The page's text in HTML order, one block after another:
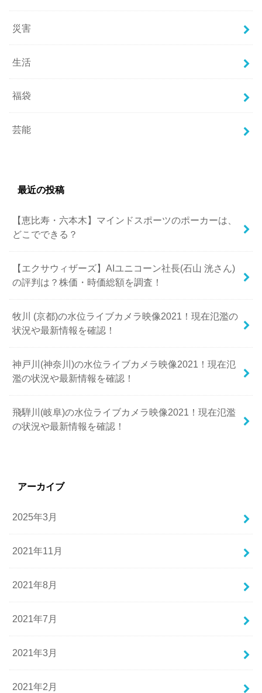
災害
生活
福袋
芸能
最近の投稿
【恵比寿・六本木】マインドスポーツのポーカーは、
どこでできる？
【エクサウィザーズ】AIユニコーン社長(石山 洸さん)
の評判は？株価・時価総額を調査！
牧川 (京都)の水位ライブカメラ映像2021！現在氾濫の
状況や最新情報を確認！
神戸川(神奈川)の水位ライブカメラ映像2021！現在氾
濫の状況や最新情報を確認！
飛騨川(岐阜)の水位ライブカメラ映像2021！現在氾濫
の状況や最新情報を確認！
アーカイブ
2025年3月
2021年11月
2021年8月
2021年7月
2021年3月
2021年2月